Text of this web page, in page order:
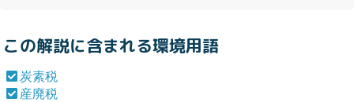
この解説に含まれる環境用語
炭素税
産廃税